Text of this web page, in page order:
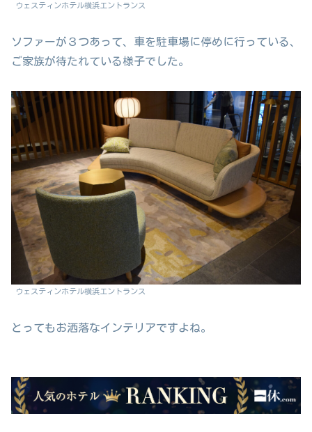
ウェスティンホテル横浜エントランス
ソファーが３つあって、車を駐車場に停めに行っている、
ご家族が待たれている様子でした。
ウェスティンホテル横浜エントランス
とってもお洒落なインテリアですよね。